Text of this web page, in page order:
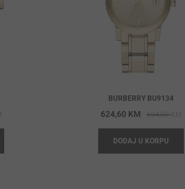
price
624,00 KM.
price
561,60 KM.
BURBERRY BU9134
694,00KM
624,60 KM
DODAJ U KORPU